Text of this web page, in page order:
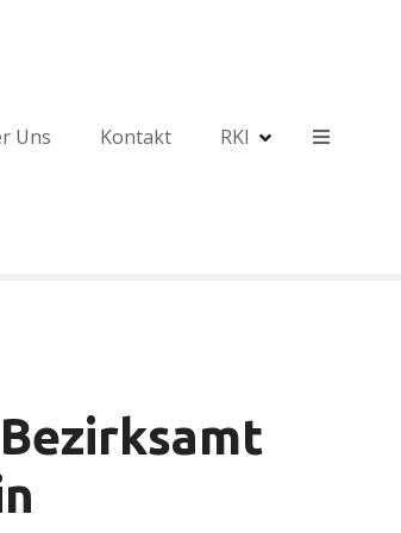
Uns Kontakt RKI